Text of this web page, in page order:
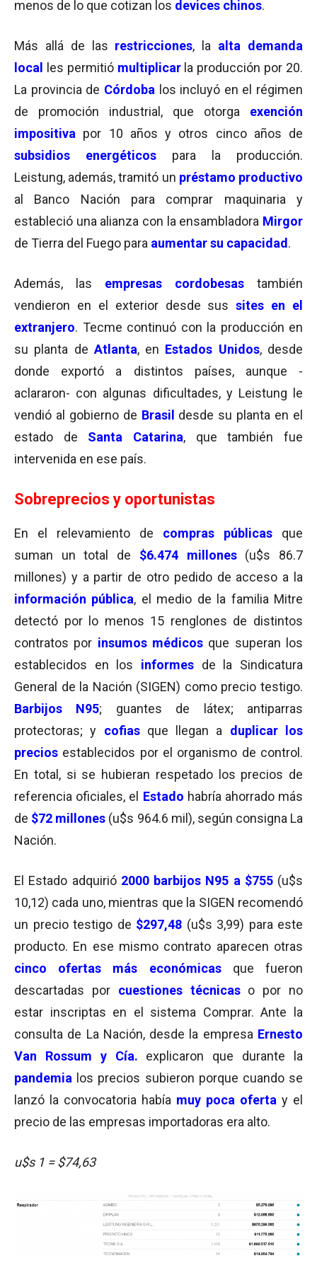
menos de lo que cotizan los devices chinos.
Más allá de las restricciones, la alta demanda
local
les permitió multiplicarla producción por 20.
La provincia de Córdoba los incluyó en el régimen
de promoción industrial, que otorga exención
impositiva por 10 años y otros cinco años de
subsidios energéticos para la producción.
Leistung, además, tramitó un préstamo productivo
al Banco Nación para comprar maquinaria y
estableció una alianza con la ensambladora Mirgor
de Tierra del Fuego para aumentar su capacidad .
Además, las empresas cordobesas también
vendieron en el exterior desde sus sites en el
extranjero. Tecme continuó con la producción en
su planta de Atlanta, en Estados Unidos, desde
donde exportó a distintos países, aunque -
aclararon- con algunas dificultades, y Leistung le
vendió al gobierno de Brasil desde su planta en el
estado de Santa Catarina, que también fue
intervenida en ese país.
Sobreprecios y oportunistas
En el relevamiento de compras públicas
que
suman un total de $6.474 millones (u$s 86.7
millones) y a partir de otro pedido de acceso a la
información pública, el medio de la familia Mitre
detectó por lo menos 15 renglones de distintos
contratos por insumos médicos que superan los
establecidos en los informes de la Sindicatura
General de la Nación (SIGEN) como precio testigo.
Barbijos N95; guantes de látex; antiparras
protectoras; y cofiasque llegan a duplicar los
precios establecidos por el organismo de control.
En total, si se hubieran respetado los precios de
referencia oficiales, el Estado habría ahorrado más
de $72 millones (u$s 964.6 mil), según consigna La
Nación.
El Estado adquirió2000 barbijos N95 a $755(u$s
10,12) cada uno, mientras que la SIGEN recomendó
un precio testigo de $297,48 (u$s 3,99) para este
producto. En ese mismo contrato aparecen otras
cinco ofertas más económicasque fueron
descartadas por cuestiones técnicaso por no
estar inscriptas en el sistema Comprar. Ante la
consulta de La Nación, desde la empresa Ernesto
Van Rossum y Cía. explicaron que durante la
pandemia los precios subieron porque cuando se
lanzó la convocatoria había muy poca oferta y el
precio de las empresas importadoras era alto.
u$s 1 = $74,63